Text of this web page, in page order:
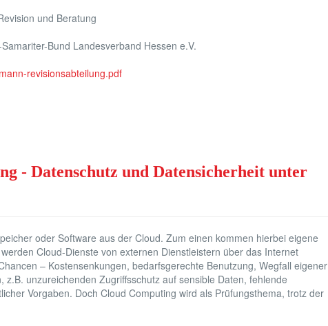
und Beratung
Bund Landesverband Hessen e.V.
revisionsabteilung.pdf
- Datenschutz und Datensicherheit unter
oder Software aus der Cloud. Zum einen kommen hierbei eigene
Cloud-Dienste von externen Dienstleistern über das Internet
– Kostensenkungen, bedarfsgerechte Benutzung, Wegfall eigener
unzureichenden Zugriffsschutz auf sensible Daten, fehlende
Vorgaben. Doch Cloud Computing wird als Prüfungsthema, trotz der